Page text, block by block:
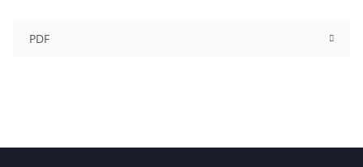
PDF